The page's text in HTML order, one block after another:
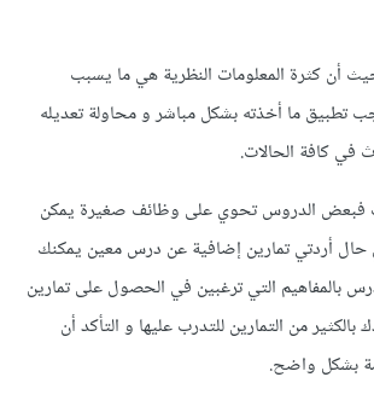
أن كثرة المعلومات النظرية هي ما يسبب
ما أخذته بشكل مباشر و محاولة تعديله
في كافة الحالات.
فبعض الدروس تحوي على وظائف صغيرة يمكن
حال أردتي تمارين إضافية عن درس معين يمكنك
بالمفاهيم التي ترغبين في الحصول على تمارين
من التمارين للتدرب عليها و التأكد أن
بشكل واضح.